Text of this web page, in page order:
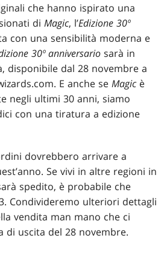
che hanno ispirato una
diMagic, l’Edizione 30º
con una sensibilità moderna e
30º anniversario sarà in
disponibile dal 28 novembre a
E anche seMagic è
negli ultimi 30 anni, siamo
con una tiratura a edizione
dovrebbero arrivare a
Se vivi in altre regioni in
spedito, è probabile che
Condivideremo ulteriori dettagli
vendita man mano che ci
di uscita del 28 novembre.